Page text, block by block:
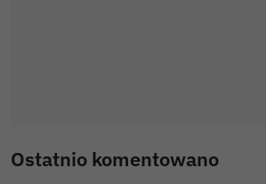
Ostatnio komentowano